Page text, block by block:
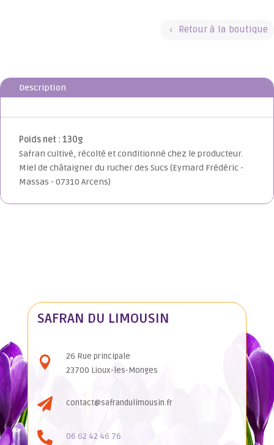
Retour à la boutique
Description
Poids net : 130g
Safran cultivé, récolté et conditionné chez le producteur.
Miel de châtaigner du rucher des Sucs (Eymard Frédéric -
Massas - 07310 Arcens)
SAFRAN DU LIMOUSIN

26 Rue principale
23700 Lioux-les-Monges
 contact@safrandulimousin.fr
 06 62 42 46 76